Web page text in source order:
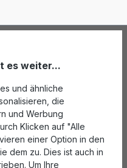
es weiter...
und ähnliche
die
und Werbung
Klicken auf "Alle
einer Option in den
dem zu. Dies ist auch in
Um Ihre